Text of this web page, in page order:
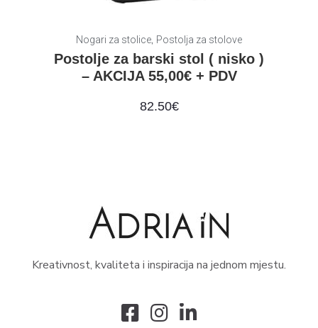
Nogari za stolice, ‎‎‎‏‏‎Postolja za stolove
Postolje za barski stol ( nisko )
– AKCIJA 55,00€ + PDV
82.50€
Kreativnost, kvaliteta i inspiracija na jednom mjestu.